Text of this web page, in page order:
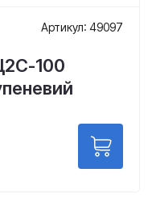
Артикул: 49097
100